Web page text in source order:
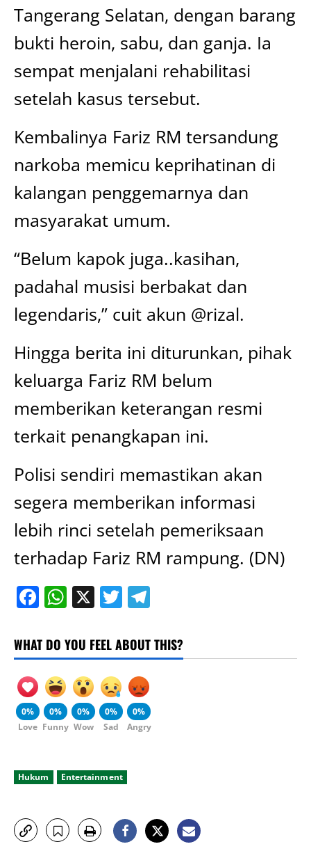
Tangerang Selatan, dengan barang
bukti heroin, sabu, dan ganja. Ia
sempat menjalani rehabilitasi
setelah kasus tersebut.
Kembalinya Fariz RM tersandung
narkoba memicu keprihatinan di
kalangan penggemarnya dan
masyarakat umum.
“Belum kapok juga..kasihan,
padahal musisi berbakat dan
legendaris,” cuit akun @rizal.
Hingga berita ini diturunkan, pihak
keluarga Fariz RM belum
memberikan keterangan resmi
terkait penangkapan ini.
Polisi sendiri memastikan akan
segera memberikan informasi
lebih rinci setelah pemeriksaan
terhadap Fariz RM rampung. (DN)
Facebook
WhatsApp
X Twitter
WHAT DO YOU FEEL ABOUT THIS?
0%
Love
0%
Funny
0%
Wow
0%
Sad
0%
Angry
Hukum Entertainment